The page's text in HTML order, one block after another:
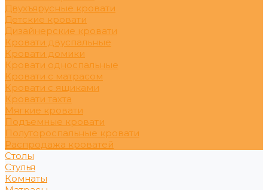
Двухъярусные кровати
Детские кровати
Дизайнерские кровати
Кровати двуспальные
Кровати домики
Кровати односпальные
Кровати с матрасом
Кровати с ящиками
Кровати тахта
Мягкие кровати
Подъемные кровати
Полутороспальные кровати
Распродажа кроватей
Столы
Стулья
Комнаты